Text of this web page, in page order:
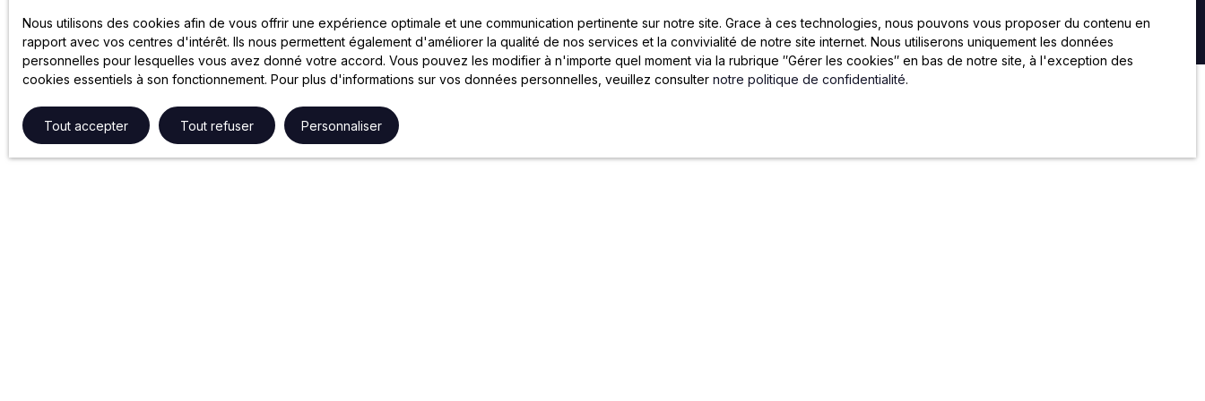
vos rêves et votre style de vie. Contactez moi
dès aujourd'hui pour une visite !
Recevoir des annonces
Nous utilisons des cookies afin de vous offrir une expérience optimale et une communication pertinente sur notre site. Grace à ces technologies, nous pouvons vous proposer du contenu en
rapport avec vos centres d'intérêt. Ils nous permettent également d'améliorer la qualité de nos services et la convivialité de notre site internet. Nous utiliserons uniquement les données
personnelles pour lesquelles vous avez donné votre accord. Vous pouvez les modifier à n'importe quel moment via la rubrique ″Gérer les cookies″ en bas de notre site, à l'exception des
cookies essentiels à son fonctionnement. Pour plus d'informations sur vos données personnelles, veuillez consulter notre politique de confidentialité.
Tout accepter Tout refuser Personnaliser